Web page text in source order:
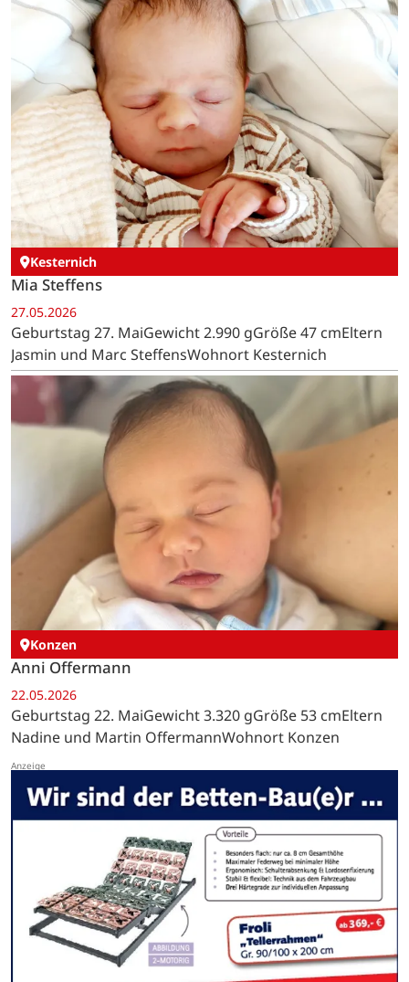
Kesternich
Mia Steffens
27.05.2026
Geburtstag 27. MaiGewicht 2.990 gGröße 47 cmEltern
Jasmin und Marc SteffensWohnort Kesternich
Konzen
Anni Offermann
22.05.2026
Geburtstag 22. MaiGewicht 3.320 gGröße 53 cmEltern
Nadine und Martin OffermannWohnort Konzen